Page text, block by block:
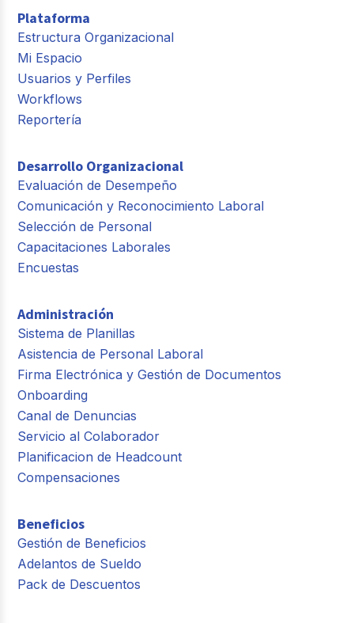
Plataforma
Estructura Organizacional
Mi Espacio
Usuarios y Perfiles
Workflows
Reportería
Desarrollo Organizacional
Evaluación de Desempeño
Comunicación y Reconocimiento Laboral
Selección de Personal
Capacitaciones Laborales
Encuestas
Administración
Sistema de Planillas
Asistencia de Personal Laboral
Firma Electrónica y Gestión de Documentos
Onboarding
Canal de Denuncias
Servicio al Colaborador
Planificacion de Headcount
Compensaciones
Beneficios
Gestión de Beneficios
Adelantos de Sueldo
Pack de Descuentos